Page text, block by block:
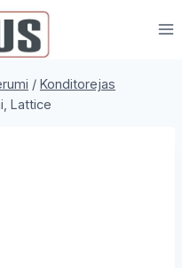
/ Konditorejas
Lattice